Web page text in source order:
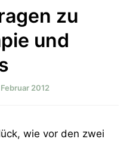
zu
und
2012
wie vor den zwei